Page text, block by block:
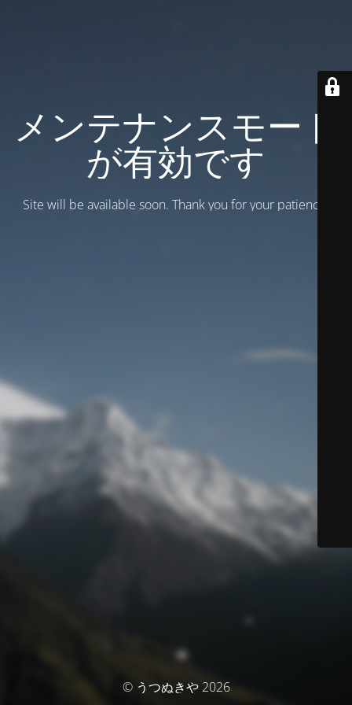
メンテナンスモード
が有効です
Site will be available soon. Thank you for your patience!
© うつぬきや 2026